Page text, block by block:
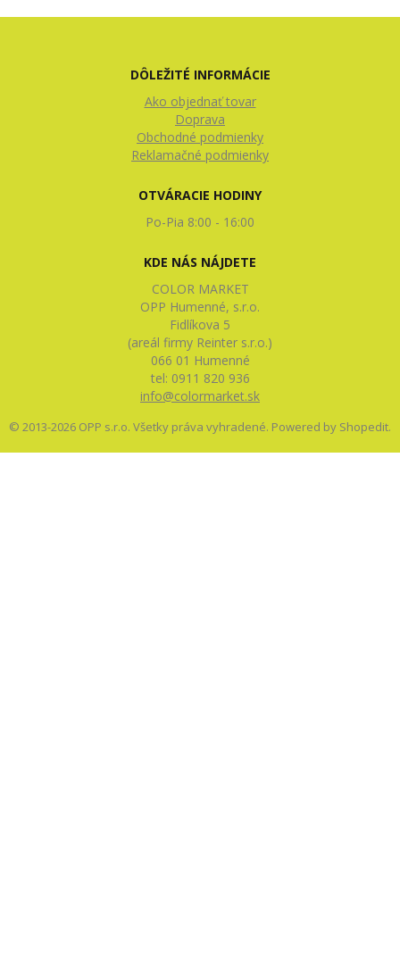
DÔLEŽITÉ INFORMÁCIE
Ako objednať tovar
Doprava
Obchodné podmienky
Reklamačné podmienky
OTVÁRACIE HODINY
Po-Pia 8:00 - 16:00
KDE NÁS NÁJDETE
COLOR MARKET
OPP Humenné, s.r.o.
Fidlíkova 5
(areál firmy Reinter s.r.o.)
066 01 Humenné
tel: 0911 820 936
info@colormarket.sk
© 2013-2026 OPP s.r.o. Všetky práva vyhradené. Powered by Shopedit.